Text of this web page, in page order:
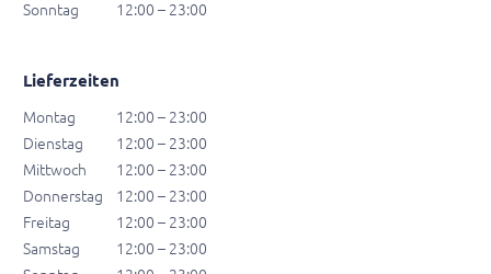
Sonntag
12:00 – 23:00
Lieferzeiten
Montag
12:00 – 23:00
Dienstag
12:00 – 23:00
Mittwoch
12:00 – 23:00
Donnerstag
12:00 – 23:00
Freitag
12:00 – 23:00
Samstag
12:00 – 23:00